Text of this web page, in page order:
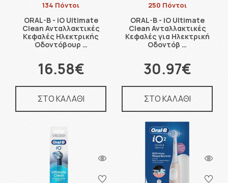
134 Πόντοι
ORAL-B - iO Ultimate
Clean Ανταλλακτικές
Κεφαλές Ηλεκτρικής
Οδοντόβουρ …
16.58€
ΣΤΟ ΚΑΛΑΘΙ
250 Πόντοι
ORAL-B - iO Ultimate
Clean Ανταλλακτικές
Κεφαλές για Ηλεκτρική
Οδοντόβ …
30.97€
ΣΤΟ ΚΑΛΑΘΙ